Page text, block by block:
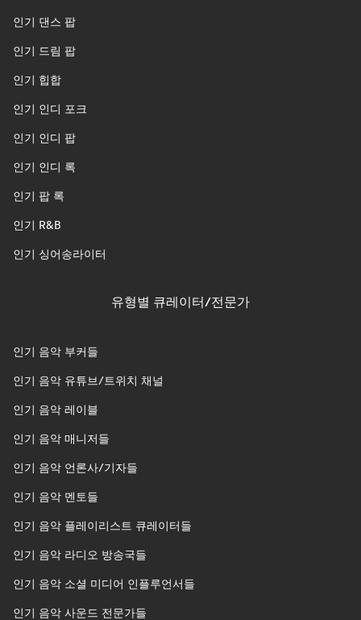
인기 댄스 팝
인기 드림 팝
인기 힙합
인기 인디 포크
인기 인디 팝
인기 인디 록
인기 팝 록
인기 R&B
인기 싱어송라이터
유형별 큐레이터/전문가
인기 음악 부커들
인기 음악 유튜브/트위치 채널
인기 음악 레이블
인기 음악 매니저들
인기 음악 언론사/기자들
인기 음악 멘토들
인기 음악 플레이리스트 큐레이터들
인기 음악 라디오 방송국들
인기 음악 소셜 미디어 인플루언서들
인기 음악 사운드 전문가들